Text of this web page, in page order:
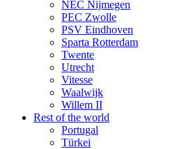
NEC Nijmegen
PEC Zwolle
PSV Eindhoven
Sparta Rotterdam
Twente
Utrecht
Vitesse
Waalwijk
Willem II
Rest of the world
Portugal
Türkei